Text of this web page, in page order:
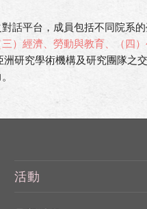
話平台，成員包括不同院系
）經濟、勞動與教育、（四
研究學術機構及研究團隊之
活動